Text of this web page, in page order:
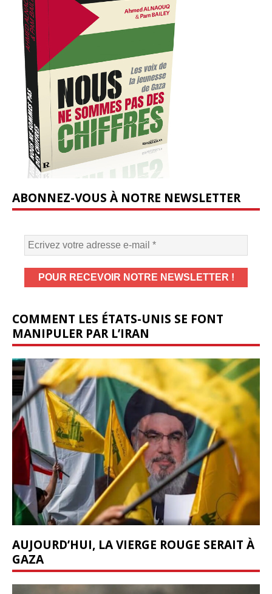
ABONNEZ-VOUS À NOTRE NEWSLETTER
COMMENT LES ÉTATS-UNIS SE FONT
MANIPULER PAR L’IRAN
AUJOURD’HUI, LA VIERGE ROUGE SERAIT À
GAZA